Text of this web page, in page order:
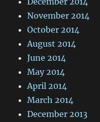
November 2014
October 2014
August 2014
June 2014
May 2014
April 2014
March 2014
December 2013